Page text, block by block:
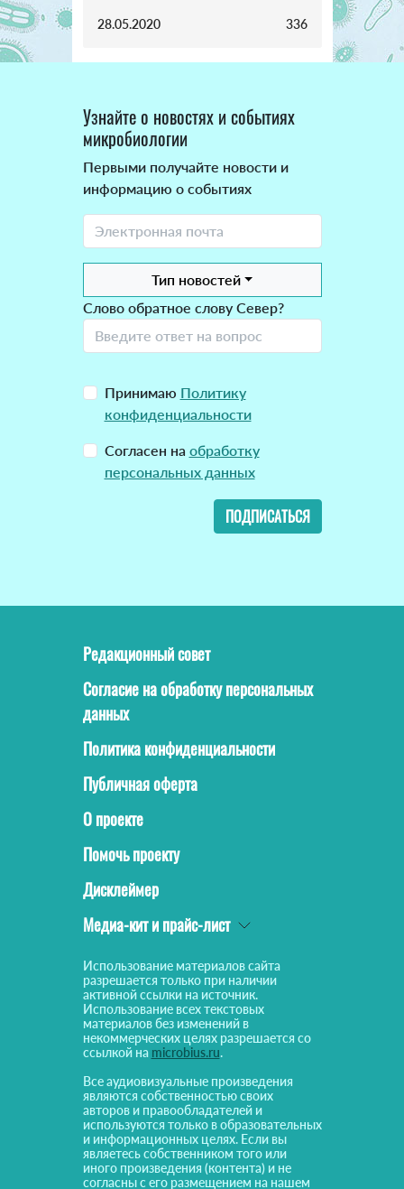
28.05.2020 336
Узнайте о новостях и событиях
микробиологии
Первыми получайте новости и
информацию о событиях
Тип новостей
Слово обратное слову Север?
Принимаю Политику
конфиденциальности
Согласен на обработку
персональных данных
ПОДПИСАТЬСЯ
Редакционный совет
Согласие на обработку персональных
данных
Политика конфиденциальности
Публичная оферта
О проекте
Помочь проекту
Дисклеймер
Медиа-кит и прайс-лист
Использование материалов сайта
разрешается только при наличии
активной ссылки на источник.
Использование всех текстовых
материалов без изменений в
некоммерческих целях разрешается со
ссылкой на microbius.ru.
Все аудиовизуальные произведения
являются собственностью своих
авторов и правообладателей и
используются только в образовательных
и информационных целях. Если вы
являетесь собственником того или
иного произведения (контента) и не
согласны с его размещением на нашем